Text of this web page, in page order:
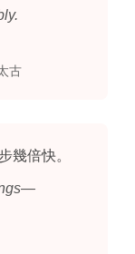
古
幾倍快。